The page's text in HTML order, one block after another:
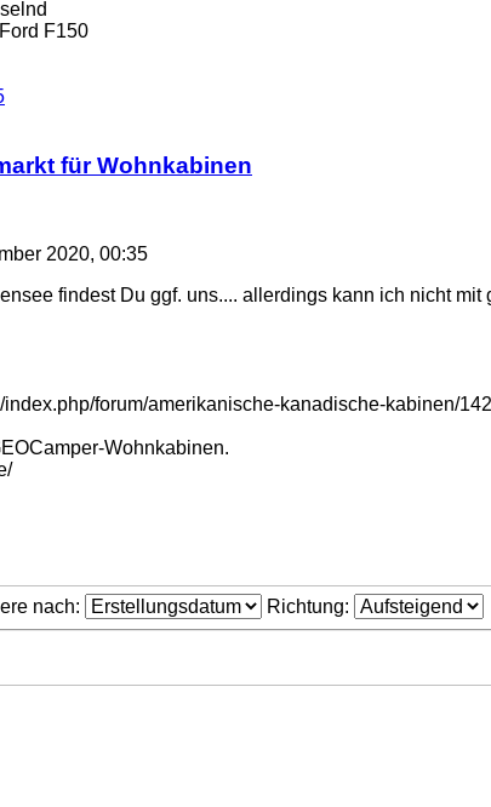
F150
für Wohnkabinen
2020, 00:35
findest Du ggf. uns.... allerdings kann ich nicht
forum/amerikanische-kanadische-kabinen/
Wohnkabinen.
nach: Richtung: